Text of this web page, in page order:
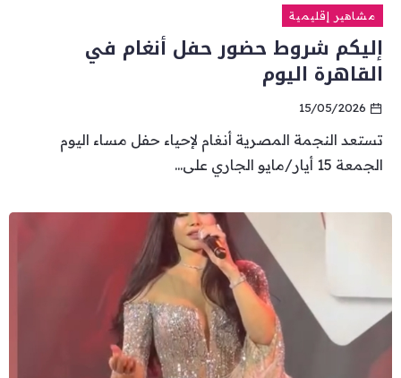
مشاهير إقليمية
إليكم شروط حضور حفل أنغام في
القاهرة اليوم
15/05/2026
تستعد النجمة المصرية أنغام لإحياء حفل مساء اليوم
الجمعة 15 أيار/مايو الجاري على...